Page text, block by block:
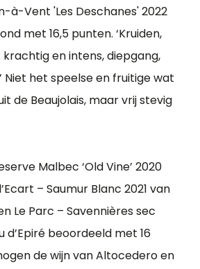
à-Vent 'Les Deschanes' 2022
met 16,5 punten. ‘Kruiden,
krachtig en intens, diepgang,
Niet het speelse en fruitige wat
de Beaujolais, maar vrij stevig
Malbec ‘Old Vine’ 2020
– Saumur Blanc 2021 van
Le Parc – Savennières sec
d’Epiré beoordeeld met 16
de wijn van Altocedero en